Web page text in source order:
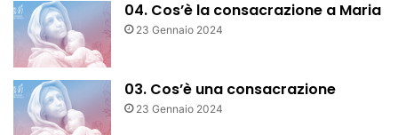
04. Cos’è la consacrazione a Maria
23 Gennaio 2024
03. Cos’è una consacrazione
23 Gennaio 2024